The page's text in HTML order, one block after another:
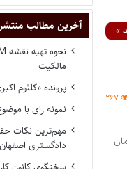
»
۲۶۷
آخرین مطالب
مالکیت
پرونده «کلثوم
نمونه رای با
مهم‌ترین نکات
دادگستری اصفهان